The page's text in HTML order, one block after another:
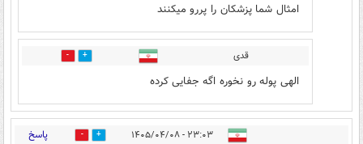
امثال شما پزشکان را پررو میکنند
قدی 5
الهی پوله رو نخوره اگه جفایی کرده
۲۳:۰۳ - ۱۴۰۵/۰۴/۰۸ 4 پاسخ